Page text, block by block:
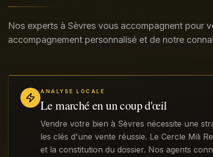
Nos experts à Sèvres vous accompagnent pour
accompagnement personnalisé et de notre
ANALYSE LOCALE
Le marché en un coup d'œil
Vendre votre bien à Sèvres nécessite une
les clés d'une vente réussie. Le Cercle Mili
et la constitution du dossier. Nos agents